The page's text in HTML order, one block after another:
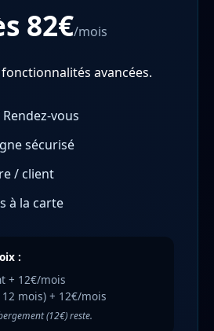
82€/mois
avancées.
vous
sécurisé
/ client
à la carte
:
+ 12€/mois
mois) + 12€/mois
(12€) reste.